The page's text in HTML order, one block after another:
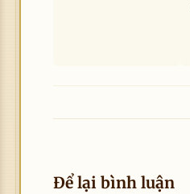
Để lại bình luận